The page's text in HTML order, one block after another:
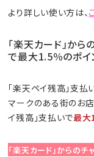
より詳しい使い方は、
「楽天カード」から
で最大1.5％のポイ
「楽天ペイ残高」支払
マークのある街のお店
イ残高」支払いで最大
「楽天カード」からの